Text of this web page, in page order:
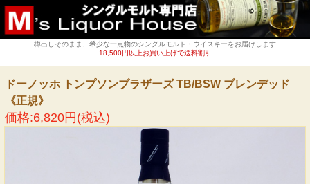
樽出しそのまま、希少な一点物のシングルモルト・ウイスキーをお届けします
18,500円以上お買い上げで送料割引
ドーノッホ トンプソンブラザーズ TB/BSW ブレンデッド
《正規》
価格:6,820円(税込)